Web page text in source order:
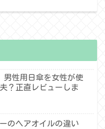
男性用日傘を女性が使
？正直レビューしま
のヘアオイルの違い